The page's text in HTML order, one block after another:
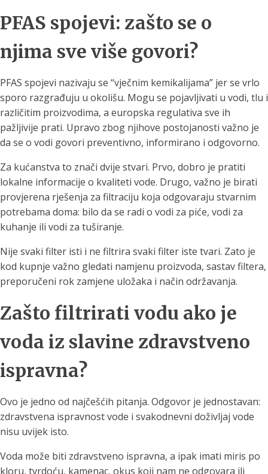
PFAS spojevi: zašto se o
njima sve više govori?
PFAS spojevi nazivaju se “vječnim kemikalijama” jer se vrlo
sporo razgrađuju u okolišu. Mogu se pojavljivati u vodi, tlu i
različitim proizvodima, a europska regulativa sve ih
pažljivije prati. Upravo zbog njihove postojanosti važno je
da se o vodi govori preventivno, informirano i odgovorno.
Za kućanstva to znači dvije stvari. Prvo, dobro je pratiti
lokalne informacije o kvaliteti vode. Drugo, važno je birati
provjerena rješenja za filtraciju koja odgovaraju stvarnim
potrebama doma: bilo da se radi o vodi za piće, vodi za
kuhanje ili vodi za tuširanje.
Nije svaki filter isti i ne filtrira svaki filter iste tvari. Zato je
kod kupnje važno gledati namjenu proizvoda, sastav filtera,
preporučeni rok zamjene uložaka i način održavanja.
Zašto filtrirati vodu ako je
voda iz slavine zdravstveno
ispravna?
Ovo je jedno od najčešćih pitanja. Odgovor je jednostavan:
zdravstvena ispravnost vode i svakodnevni doživljaj vode
nisu uvijek isto.
Voda može biti zdravstveno ispravna, a ipak imati miris po
kloru, tvrdoću, kamenac, okus koji nam ne odgovara ili